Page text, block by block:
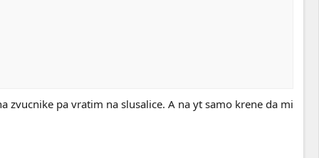
pa vratim na slusalice. A na yt samo krene da mi